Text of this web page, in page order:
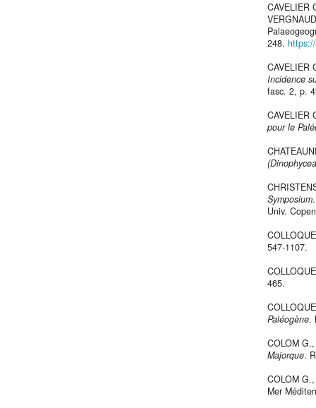
CAVELIER
248.
Incidence
fasc. 2, p.
pour le
Symposium
Univ.
547-1107.
465.
Paléogène.
COLOM
Majorque.
COLOM
Mer